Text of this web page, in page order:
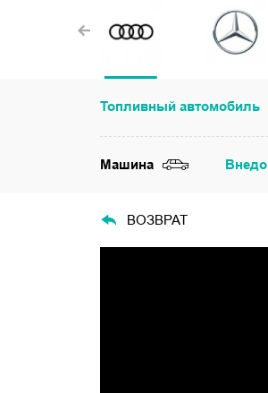
Топливный автомобиль
Машина
ВОЗВРАТ